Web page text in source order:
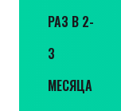
РАЗ В 2-
3
МЕСЯЦА